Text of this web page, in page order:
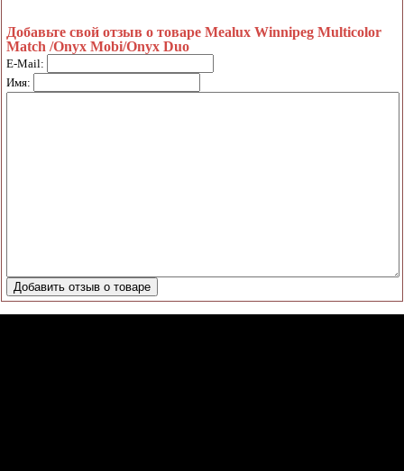
Добавьте свой отзыв о товаре Mealux Winnipeg Multicolor
Match /Onyx Mobi/Onyx Duo
E-Mail:
Имя: